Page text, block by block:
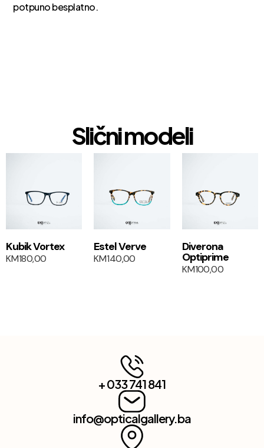
potpuno besplatno.
Slični modeli
1+1
Kubik Vortex
KM180,00
Estel Verve
KM140,00
1+1
Diverona
Optiprime
KM100,00
+ 033 741 841
info@opticalgallery.ba